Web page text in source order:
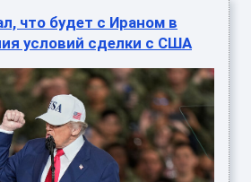
что будет с Ираном в
условий сделки с США